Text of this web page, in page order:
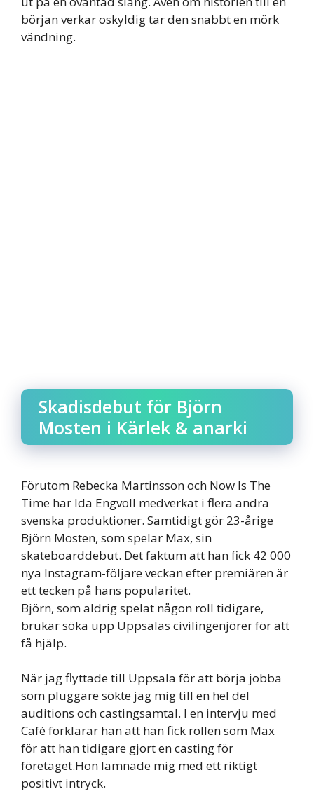
början verkar oskyldig tar den snabbt en mörk
vändning.
Skadisdebut för Björn
Mosten i Kärlek & anarki
Förutom Rebecka Martinsson och Now Is The
Time har Ida Engvoll medverkat i flera andra
svenska produktioner. Samtidigt gör 23-årige
Björn Mosten, som spelar Max, sin
skateboarddebut. Det faktum att han fick 42 000
nya Instagram-följare veckan efter premiären är
ett tecken på hans popularitet.
Björn, som aldrig spelat någon roll tidigare,
brukar söka upp Uppsalas civilingenjörer för att
få hjälp.
När jag flyttade till Uppsala för att börja jobba
som pluggare sökte jag mig till en hel del
auditions och castingsamtal. I en intervju med
Café förklarar han att han fick rollen som Max
för att han tidigare gjort en casting för
företaget.Hon lämnade mig med ett riktigt
positivt intryck.